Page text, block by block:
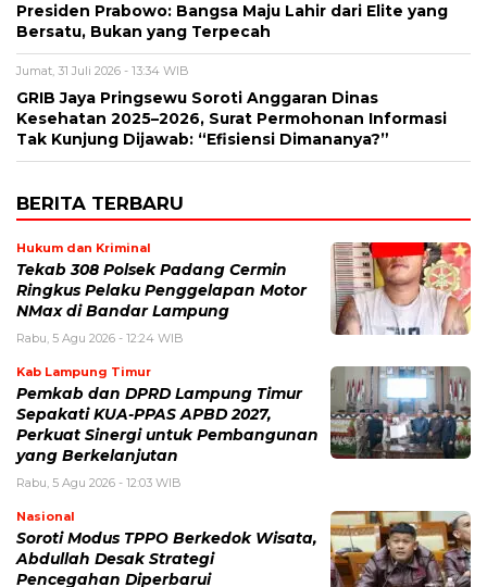
Presiden Prabowo: Bangsa Maju Lahir dari Elite yang
Bersatu, Bukan yang Terpecah
Jumat, 31 Juli 2026 - 13:34 WIB
GRIB Jaya Pringsewu Soroti Anggaran Dinas
Kesehatan 2025–2026, Surat Permohonan Informasi
Tak Kunjung Dijawab: “Efisiensi Dimananya?”
BERITA TERBARU
Hukum dan Kriminal
Tekab 308 Polsek Padang Cermin
Ringkus Pelaku Penggelapan Motor
NMax di Bandar Lampung
Rabu, 5 Agu 2026 - 12:24 WIB
Kab Lampung Timur
Pemkab dan DPRD Lampung Timur
Sepakati KUA-PPAS APBD 2027,
Perkuat Sinergi untuk Pembangunan
yang Berkelanjutan
Rabu, 5 Agu 2026 - 12:03 WIB
Nasional
Soroti Modus TPPO Berkedok Wisata,
Abdullah Desak Strategi
Pencegahan Diperbarui